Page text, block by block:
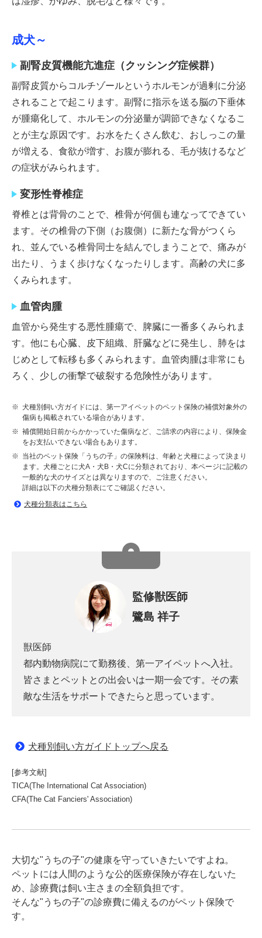
成犬～
副腎皮質機能亢進症（クッシング症候群）
副腎皮質からコルチゾールというホルモンが過剰に分泌
されることで起こります。副腎に指示を送る脳の下垂体
が腫瘍化して、ホルモンの分泌量が調節できなくなるこ
とが主な原因です。お水をたくさん飲む、おしっこの量
が増える、食欲が増す、お腹が膨れる、毛が抜けるなど
の症状がみられます。
変形性脊椎症
脊椎とは背骨のことで、椎骨が何個も連なってできてい
ます。その椎骨の下側（お腹側）に新たな骨がつくら
れ、並んでいる椎骨同士を結んでしまうことで、痛みが
出たり、うまく歩けなくなったりします。高齢の犬に多
くみられます。
血管肉腫
血管から発生する悪性腫瘍で、脾臓に一番多くみられま
す。他にも心臓、皮下組織、肝臓などに発生し、肺をは
じめとして転移も多くみられます。血管肉腫は非常にも
ろく、少しの衝撃で破裂する危険性があります。
※ 犬種別飼い方ガイドには、第一アイペットのペット保険の補償対象外の
傷病も掲載されている場合があります。
※ 補償開始日前からかかっていた傷病など、ご請求の内容により、保険金
をお支払いできない場合もあります。
※ 当社のペット保険「うちの子」の保険料は、年齢と犬種によって決まり
ます。犬種ごとに犬A・犬B・犬Cに分類されており、本ページに記載の
一般的な犬のサイズとは異なりますので、ご注意ください。
詳細は以下の犬種分類表にてご確認ください。
犬種分類表はこちら
監修獣医師
鷺島 祥子
獣医師
都内動物病院にて勤務後、第一アイペットへ入社。
皆さまとペットとの出会いは一期一会です。その素
敵な生活をサポートできたらと思っています。
犬種別飼い方ガイドトップへ戻る
[参考文献]
TICA(The International Cat Association)
CFA(The Cat Fanciers' Association)
大切な"うちの子"の健康を守っていきたいですよね。
ペットには人間のような公的医療保険が存在しないた
め、診療費は飼い主さまの全額負担です。
そんな"うちの子"の診療費に備えるのがペット保険で
す。